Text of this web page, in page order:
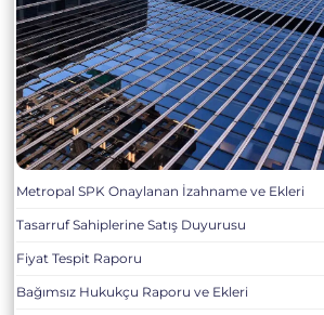
Metropal SPK Onaylanan İzahname ve Ekleri
Tasarruf Sahiplerine Satış Duyurusu
Fiyat Tespit Raporu
Bağımsız Hukukçu Raporu ve Ekleri